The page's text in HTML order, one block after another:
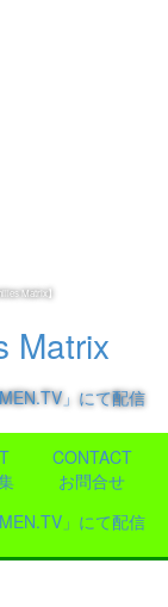
Matrix】
」にて配信
CONTACT
お問合せ
」にて配信